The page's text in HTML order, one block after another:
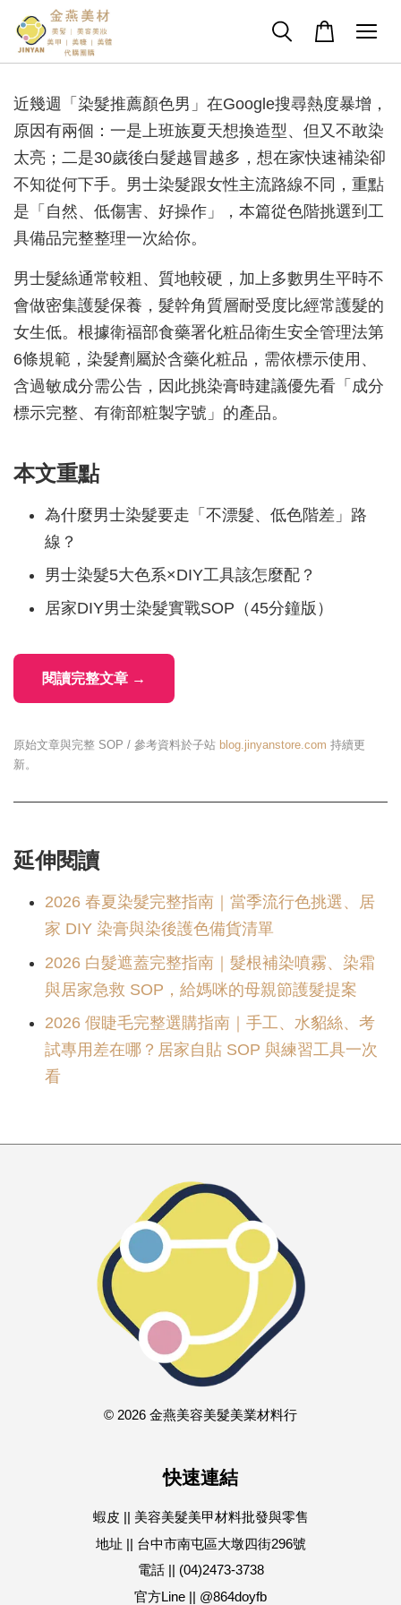
近幾週「染髮推薦顏色男」在Google搜尋熱度暴增，
原因有兩個：一是上班族夏天想換造型、但又不敢染
太亮；二是30歲後白髮越冒越多，想在家快速補染卻
不知從何下手。男士染髮跟女性主流路線不同，重點
是「自然、低傷害、好操作」，本篇從色階挑選到工
具備品完整整理一次給你。
男士髮絲通常較粗、質地較硬，加上多數男生平時不
會做密集護髮保養，髮幹角質層耐受度比經常護髮的
女生低。根據衛福部食藥署化粧品衛生安全管理法第
6條規範，染髮劑屬於含藥化粧品，需依標示使用、
含過敏成分需公告，因此挑染膏時建議優先看「成分
標示完整、有衛部粧製字號」的產品。
本文重點
為什麼男士染髮要走「不漂髮、低色階差」路
線？
男士染髮5大色系×DIY工具該怎麼配？
居家DIY男士染髮實戰SOP（45分鐘版）
閱讀完整文章 →
原始文章與完整 SOP / 參考資料於子站 blog.jinyanstore.com 持續更
新。
延伸閱讀
2026 春夏染髮完整指南｜當季流行色挑選、居
家 DIY 染膏與染後護色備貨清單
2026 白髮遮蓋完整指南｜髮根補染噴霧、染霜
與居家急救 SOP，給媽咪的母親節護髮提案
2026 假睫毛完整選購指南｜手工、水貂絲、考
試專用差在哪？居家自貼 SOP 與練習工具一次
看
© 2026 金燕美容美髮美業材料行
快速連結
蝦皮 || 美容美髮美甲材料批發與零售
地址 || 台中市南屯區大墩四街296號
電話 || (04)2473-3738
官方Line || @864doyfb